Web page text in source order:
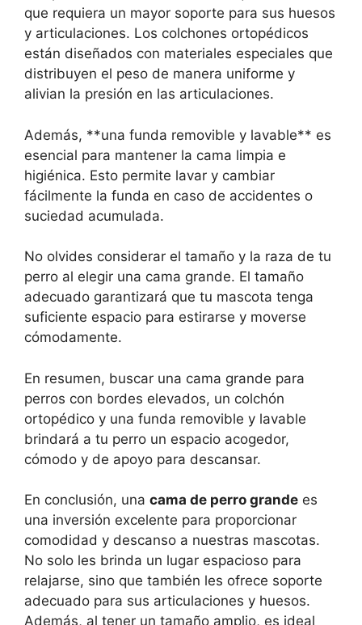
que requiera un mayor soporte para sus huesos
y articulaciones. Los colchones ortopédicos
están diseñados con materiales especiales que
distribuyen el peso de manera uniforme y
alivian la presión en las articulaciones.
Además, **una funda removible y lavable** es
esencial para mantener la cama limpia e
higiénica. Esto permite lavar y cambiar
fácilmente la funda en caso de accidentes o
suciedad acumulada.
No olvides considerar el tamaño y la raza de tu
perro al elegir una cama grande. El tamaño
adecuado garantizará que tu mascota tenga
suficiente espacio para estirarse y moverse
cómodamente.
En resumen, buscar una cama grande para
perros con bordes elevados, un colchón
ortopédico y una funda removible y lavable
brindará a tu perro un espacio acogedor,
cómodo y de apoyo para descansar.
En conclusión, una cama de perro grande es
una inversión excelente para proporcionar
comodidad y descanso a nuestras mascotas.
No solo les brinda un lugar espacioso para
relajarse, sino que también les ofrece soporte
adecuado para sus articulaciones y huesos.
Además, al tener un tamaño amplio, es ideal